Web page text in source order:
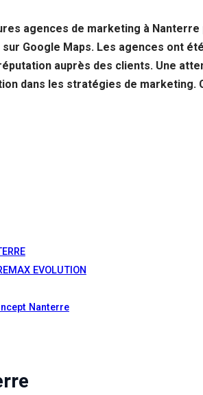
agences de marketing à
Google Maps. Les agences ont
auprès des clients. Une
dans les stratégies de
EVOLUTION
Nanterre